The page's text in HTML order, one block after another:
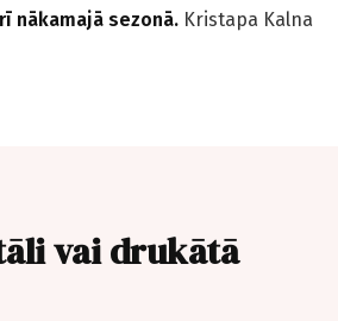
nākamajā sezonā. Kristapa Kalna
vai drukātā